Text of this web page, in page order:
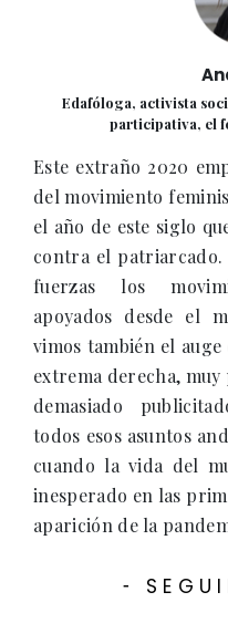
Edafóloga, activista
participativa, el
Este extraño 2020
del movimiento
el año de este siglo
contra el patriarcado.
fuerzas los
apoyados desde el
vimos también el
extrema derecha,
demasiado
todos esos asuntos
cuando la vida del
inesperado en las
aparición de la
-